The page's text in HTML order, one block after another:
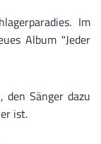
Im
Album "Jeder
den Sänger dazu
ist.